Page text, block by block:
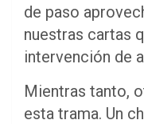
de paso
nuestras cartas
intervención de
Mientras tanto,
esta trama. Un